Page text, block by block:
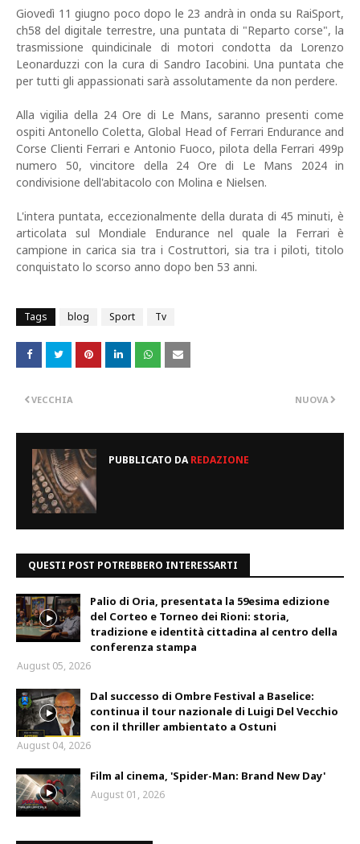
Giovedì 11 giugno poco dopo le 23 andrà in onda su RaiSport,
ch58 del digitale terrestre, una puntata di "Reparto corse", la
trasmissione quindicinale di motori condotta da Lorenzo
Leonarduzzi con la cura di Sandro Iacobini. Una puntata che
per tutti gli appassionati sarà assolutamente da non perdere.
Alla vigilia della 24 Ore di Le Mans, saranno presenti come
ospiti Antonello Coletta, Global Head of Ferrari Endurance and
Corse Clienti Ferrari e Antonio Fuoco, pilota della Ferrari 499p
numero 50, vincitore della 24 Ore di Le Mans 2024 in
condivisione dell'abitacolo con Molina e Nielsen.
L'intera puntata, eccezionalmente della durata di 45 minuti, è
articolata sul Mondiale Endurance nel quale la Ferrari è
campione in carica sia tra i Costruttori, sia tra i piloti, titolo
conquistato lo scorso anno dopo ben 53 anni.
Tags blog Sport Tv
NUOVA
VECCHIA
PUBBLICATO DAREDAZIONE
QUESTI POST POTREBBERO INTERESSARTI
Palio di Oria, presentata la 59esima edizione
del Corteo e Torneo dei Rioni: storia,
tradizione e identità cittadina al centro della
conferenza stampa
August 05, 2026
Dal successo di Ombre Festival a Baselice:
continua il tour nazionale di Luigi Del Vecchio
con il thriller ambientato a Ostuni
August 04, 2026
Film al cinema, 'Spider-Man: Brand New Day'
August 01, 2026